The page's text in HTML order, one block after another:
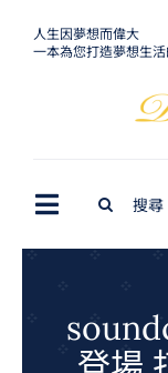
人生因夢想而偉大
一本為您打造夢想生
Toggle